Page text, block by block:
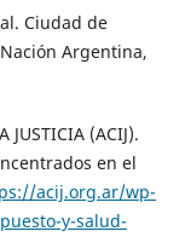
Ciudad de
Argentina,
JUSTICIA (ACIJ).
en el
acij.org.ar/wp-
y-salud-